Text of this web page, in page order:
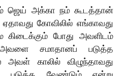
ஜெய் அக்கா நம் கூடத்தான்
கோவிலில் எங்காவது
போது அவளிடம்
அவளை சமாதானப் படுத்த
அவள் காலில் விழுந்தாவது